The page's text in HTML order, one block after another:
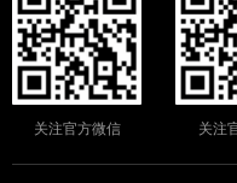
关注官方微信 关注